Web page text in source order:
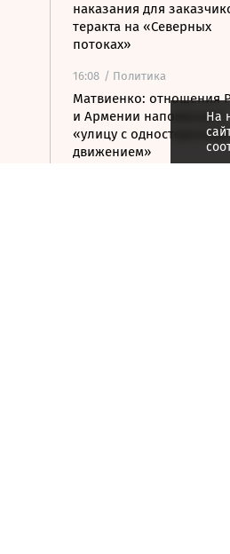
наказания для
теракта на «Северных
потоках»
16:08 / Политика
Матвиенко: отношения
и Армении напоминают
«улицу с односторонним
движением»
На